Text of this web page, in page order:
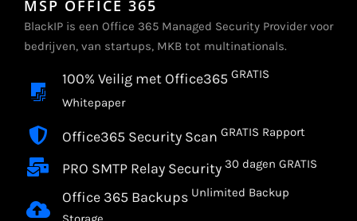
MSP OFFICE 365
BlackIP is een Office 365 Managed Security Provider voor
bedrijven, van startups, MKB tot multinationals.
100% Veilig met Office365 GRATIS
Whitepaper
Office365 Security Scan GRATIS Rapport
PRO SMTP Relay Security 30 dagen GRATIS
Office 365 Backups Unlimited Backup